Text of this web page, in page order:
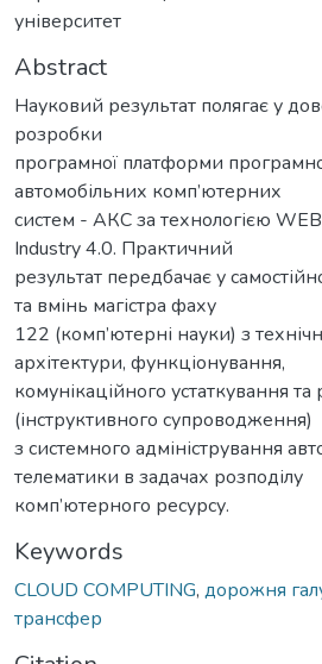
університет
Abstract
Науковий результат полягає у
розробки
програмної платформи
автомобільних комп’ютерних
систем - АКС за технологією
Іndustry 4.0. Практичний
результат передбачає у
та вмінь магістра фаху
122 (комп’ютерні науки) з
архітектури, функціонування,
комунікаційного устаткування
(інструктивного супроводження)
з системного адміністрування
телематики в задачах розподілу
комп’ютерного ресурсу.
Keywords
CLOUD COMPUTING, дорожня
трансфер